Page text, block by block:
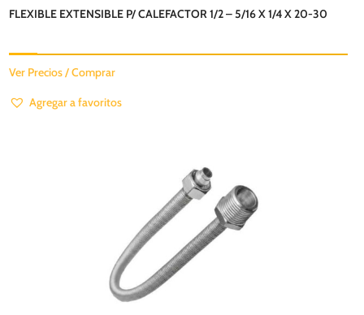
FLEXIBLE EXTENSIBLE P/ CALEFACTOR 1/2 – 5/16 X 1/4 X 20-30
Ver Precios / Comprar
Agregar a favoritos